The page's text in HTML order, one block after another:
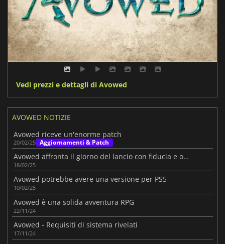
Vedi prezzi e dettagli di Avowed
AVOWED NOTIZIE
Avowed riceve un'enorme patch
20/02/25 Aggiornamenti & Patch
Avowed affronta il giorno del lancio con fiducia e ottimismo
18/02/25
Avowed potrebbe avere una versione per PS5
10/02/25
Avowed è una solida avventura RPG
22/11/24
Avowed - Requisiti di sistema rivelati
17/11/24